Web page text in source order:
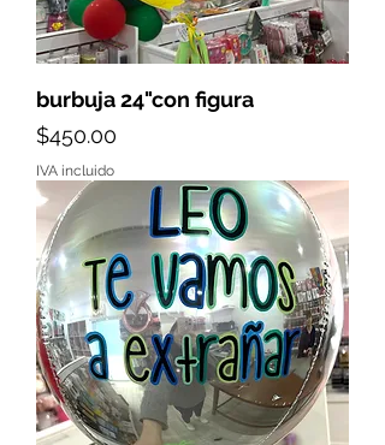
burbuja 24"con figura
Precio
$450.00
IVA incluido